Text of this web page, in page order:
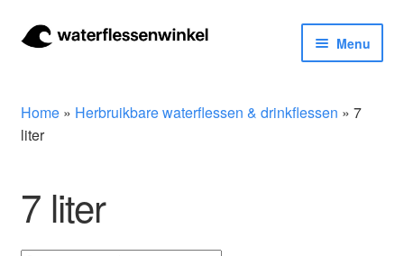
Ga
Ga
Menu
Bidons
Kinderflessen
Home» Herbruikbare waterflessen & drinkflessen » 7
liter
7 liter